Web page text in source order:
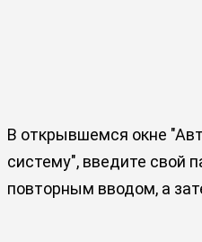
В открывшемся окне
систему", введите свой
повторным вводом, а